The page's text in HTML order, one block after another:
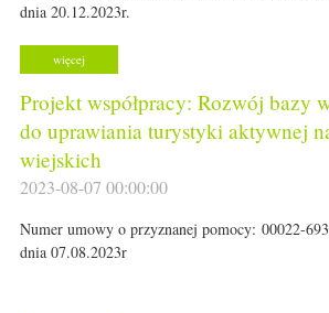
dnia 20.12.2023r.
więcej
Projekt współpracy: Rozwój bazy
do uprawiania turystyki aktywnej
wiejskich
2023-08-07 00:00:00
Numer umowy o przyznanej pomocy: 00022-
dnia 07.08.2023r